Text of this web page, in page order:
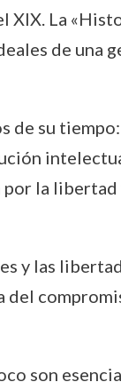
La
de una
de su
la
y las
del
son